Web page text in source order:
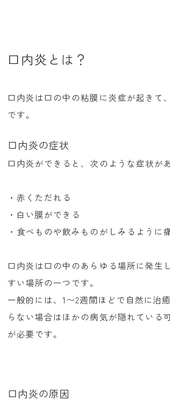
口内炎とは？
口内炎は口の中の粘膜に炎症が起きて
です。
口内炎の症状
口内炎ができると、次のような症状が
・赤くただれる
・白い膜ができる
・食べものや飲みものがしみるように
口内炎は口の中のあらゆる場所に発生
すい場所の一つです。
一般的には、1〜2週間ほどで自然に治癒
らない場合はほかの病気が隠れている
が必要です。
口内炎の原因